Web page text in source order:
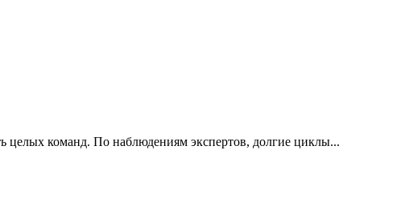
целых команд. По наблюдениям экспертов, долгие циклы...